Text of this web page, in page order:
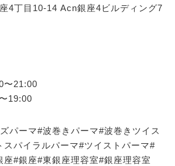
4丁目10-14 Acn銀座4ビルディング7
21:00
19:00
パーマ#波巻きパーマ#波巻きツイス
スパイラルパーマ#ツイストパーマ#
座#銀座#東銀座理容室#銀座理容室